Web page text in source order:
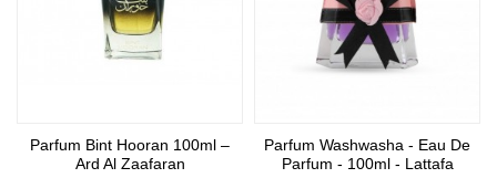
Parfum Bint Hooran 100ml –
Ard Al Zaafaran
Parfum Washwasha - Eau De
Parfum - 100ml - Lattafa